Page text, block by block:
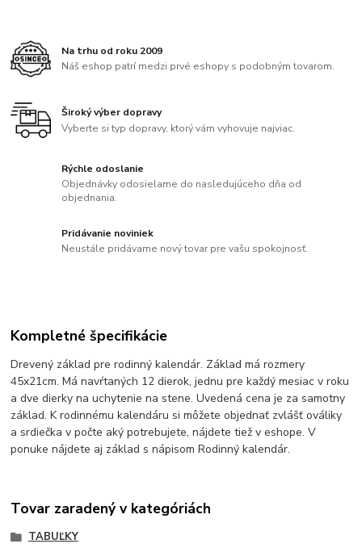
Na trhu od roku 2009
Náš eshop patrí medzi prvé eshopy s podobným tovarom.
Široký výber dopravy
Vyberte si typ dopravy, ktorý vám vyhovuje najviac.
Rýchle odoslanie
Objednávky odosielame do nasledujúceho dňa od
objednania.
Pridávanie noviniek
Neustále pridávame nový tovar pre vašu spokojnosť.
Kompletné špecifikácie
Drevený základ pre rodinný kalendár. Základ má rozmery
45x21cm. Má navŕtaných 12 dierok, jednu pre každý mesiac v roku
a dve dierky na uchytenie na stene. Uvedená cena je za samotny
základ. K rodinnému kalendáru si môžete objednať zvlášť ováliky
a srdiečka v počte aký potrebujete, nájdete tiež v eshope. V
ponuke nájdete aj základ s nápisom Rodinný kalendár.
Tovar zaradený v kategóriách
TABUĽKY